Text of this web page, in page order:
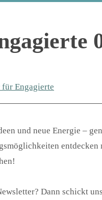
Engagierte
und neue Energie –
Dann schickt